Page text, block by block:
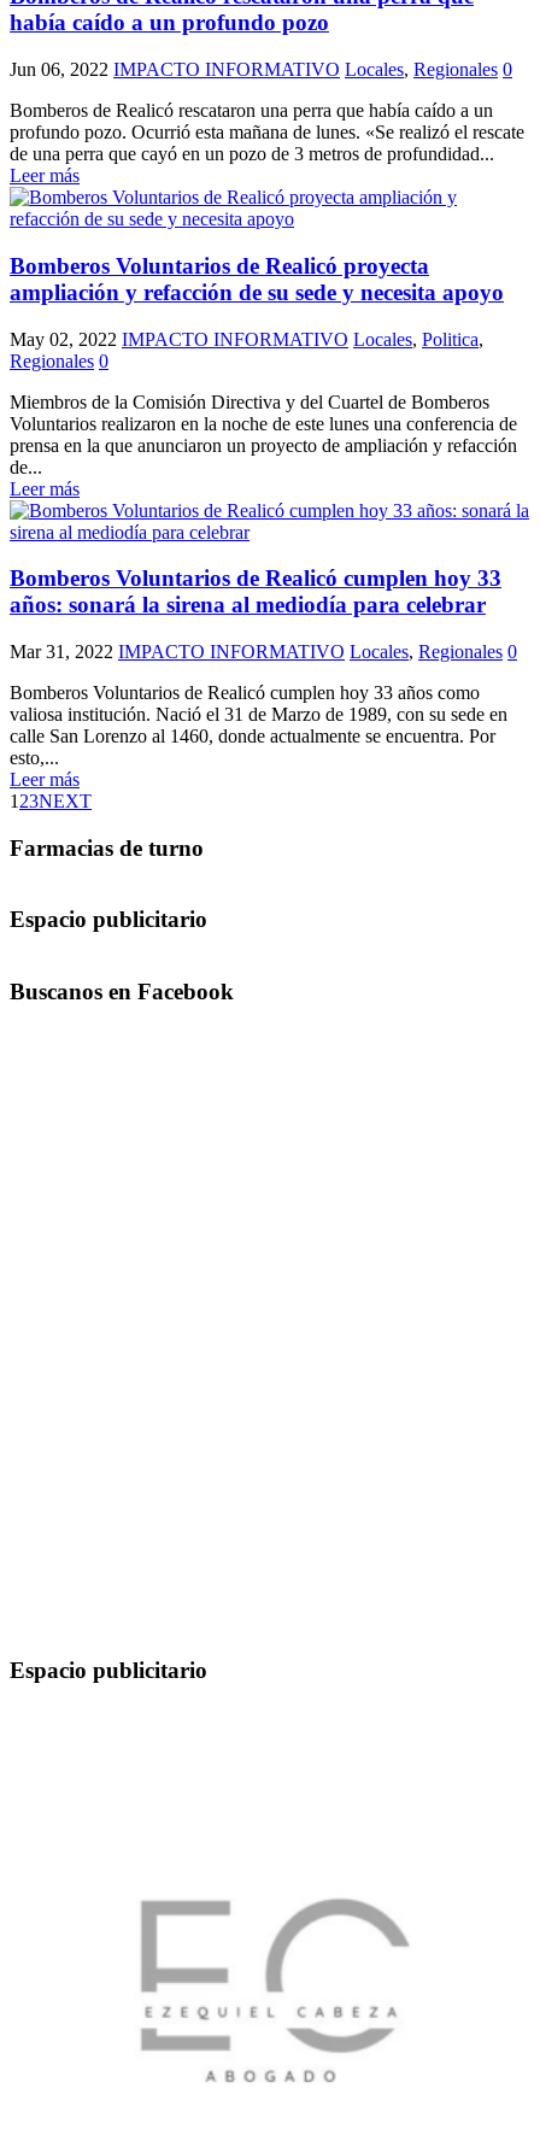
había caído a un profundo pozo
Jun 06, 2022 IMPACTO INFORMATIVO Locales, Regionales 0
Bomberos de Realicó rescataron una perra que había caído a un
profundo pozo. Ocurrió esta mañana de lunes. «Se realizó el rescate
de una perra que cayó en un pozo de 3 metros de profundidad...
Leer más
Bomberos Voluntarios de Realicó proyecta
ampliación y refacción de su sede y necesita apoyo
May 02, 2022 IMPACTO INFORMATIVO Locales, Politica,
Regionales 0
Miembros de la Comisión Directiva y del Cuartel de Bomberos
Voluntarios realizaron en la noche de este lunes una conferencia de
prensa en la que anunciaron un proyecto de ampliación y refacción
de...
Leer más
Bomberos Voluntarios de Realicó cumplen hoy 33
años: sonará la sirena al mediodía para celebrar
Mar 31, 2022 IMPACTO INFORMATIVO Locales, Regionales 0
Bomberos Voluntarios de Realicó cumplen hoy 33 años como
valiosa institución. Nació el 31 de Marzo de 1989, con su sede en
calle San Lorenzo al 1460, donde actualmente se encuentra. Por
esto,...
Leer más
1 23NEXT
Farmacias de turno
Espacio publicitario
Buscanos en Facebook
Espacio publicitario